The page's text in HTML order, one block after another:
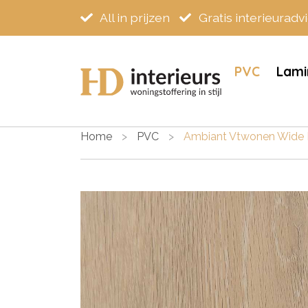
All in prijzen Gratis
PVC
Home > PVC > Ambiant Vtwonen Wide